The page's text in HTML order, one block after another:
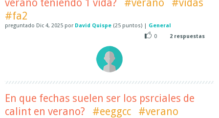
verano teniendo 1 vida?
#verano
#vidas
#fa2
preguntado Dic 4, 2025 por David Quispe (25 puntos) | General
0
2 respuestas
En que fechas suelen ser los psrciales de
calint en verano?
#eeggcc
#verano